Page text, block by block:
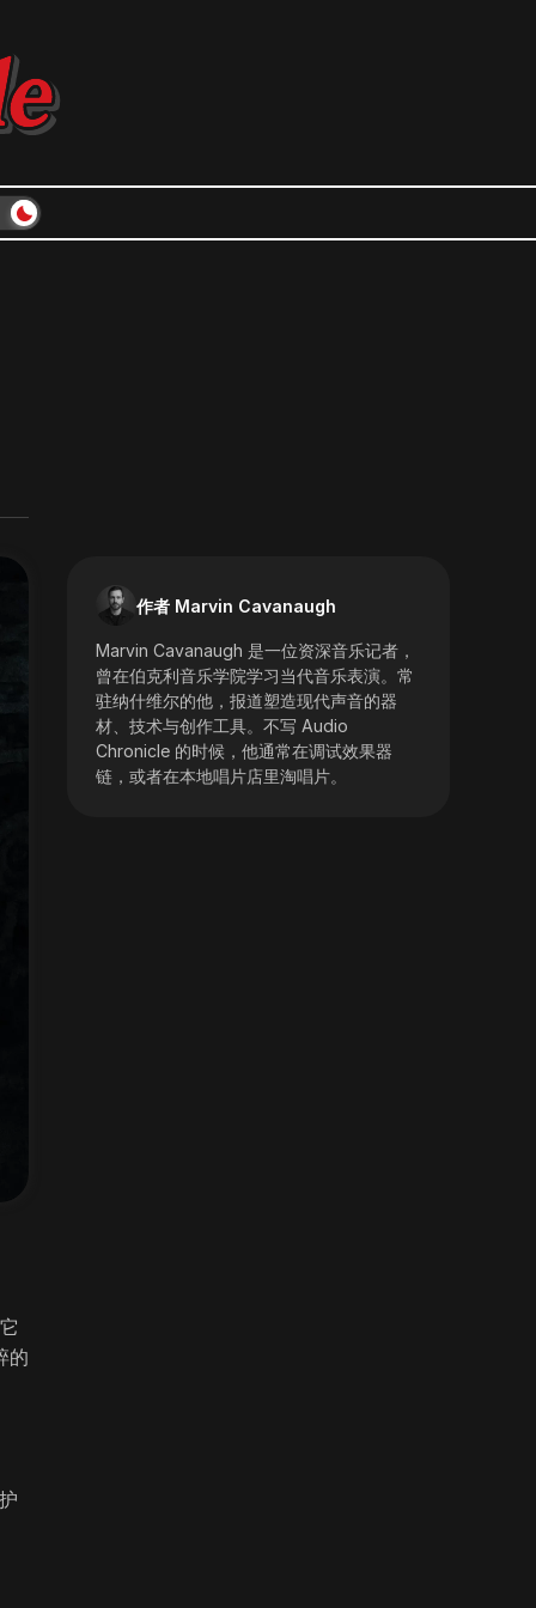
作者 Marvin Cavanaugh
Marvin Cavanaugh 是一位资深音乐记者，
曾在伯克利音乐学院学习当代音乐表演。常
驻纳什维尔的他，报道塑造现代声音的器
材、技术与创作工具。不写 Audio
Chronicle 的时候，他通常在调试效果器
链，或者在本地唱片店里淘唱片。
的